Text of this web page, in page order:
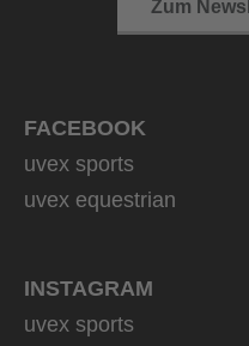
Zum
FACEBOOK
uvex sports
uvex equestrian
INSTAGRAM
uvex sports